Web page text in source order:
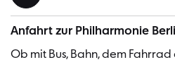
Anfahrt zur Philharmonie
Ob mit Bus, Bahn, dem